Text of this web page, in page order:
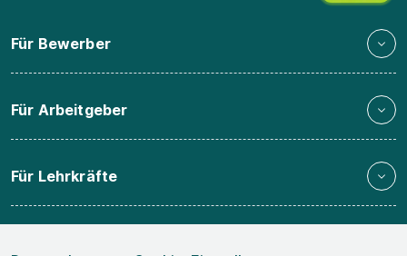
Für Bewerber
Für Arbeitgeber
Für Lehrkräfte